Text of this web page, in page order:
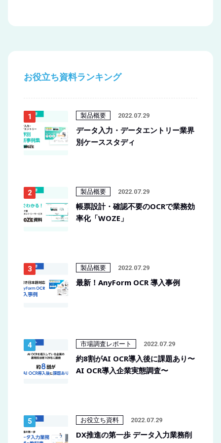
お役立ち資料ランキング
製品概要 2022.07.29
データ入力・データエントリー業界
別ケーススタディ
製品概要 2022.07.29
帳票設計・確認不要のOCRで業務効
率化「WOZE」
製品概要 2022.07.29
最新！AnyForm OCR 導入事例
市場調査レポート 2022.07.29
約8割がAI OCR導入後に課題あり〜
AI OCR導入企業実態調査〜
お役立ち資料 2022.07.29
DX推進の第一歩 データ入力業務削